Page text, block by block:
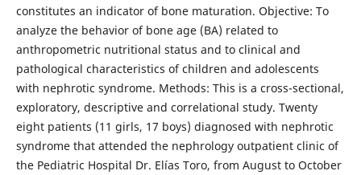
constitutes an indicator of bone maturation. Objective: To
analyze the behavior of bone age (BA) related to
anthropometric nutritional status and to clinical and
pathological characteristics of children and adolescents
with nephrotic syndrome. Methods: This is a cross-sectional,
exploratory, descriptive and correlational study. Twenty
eight patients (11 girls, 17 boys) diagnosed with nephrotic
syndrome that attended the nephrology outpatient clinic of
the Pediatric Hospital Dr. Elías Toro, from August to October